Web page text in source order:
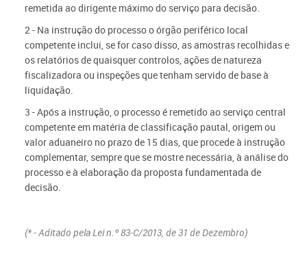
remetida ao dirigente máximo do serviço para decisão.
2 - Na instrução do processo o órgão periférico local
competente inclui, se for caso disso, as amostras recolhidas e
os relatórios de quaisquer controlos, ações de natureza
fiscalizadora ou inspeções que tenham servido de base à
liquidação.
3 - Após a instrução, o processo é remetido ao serviço central
competente em matéria de classificação pautal, origem ou
valor aduaneiro no prazo de 15 dias, que procede à instrução
complementar, sempre que se mostre necessária, à análise do
processo e à elaboração da proposta fundamentada de
decisão.
(* - Aditado pelaLei n.º 83-C/2013, de 31 de Dezembro)